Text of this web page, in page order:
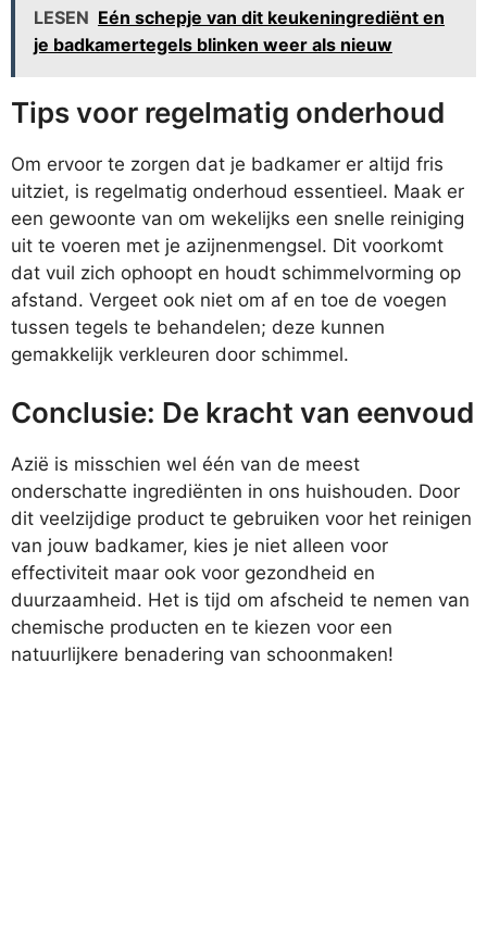
LESEN Eén schepje van dit keukeningrediënt en
je badkamertegels blinken weer als nieuw
Tips voor regelmatig onderhoud
Om ervoor te zorgen dat je badkamer er altijd fris
uitziet, is regelmatig onderhoud essentieel. Maak er
een gewoonte van om wekelijks een snelle reiniging
uit te voeren met je azijnenmengsel. Dit voorkomt
dat vuil zich ophoopt en houdt schimmelvorming op
afstand. Vergeet ook niet om af en toe de voegen
tussen tegels te behandelen; deze kunnen
gemakkelijk verkleuren door schimmel.
Conclusie: De kracht van eenvoud
Azië is misschien wel één van de meest
onderschatte ingrediënten in ons huishouden. Door
dit veelzijdige product te gebruiken voor het reinigen
van jouw badkamer, kies je niet alleen voor
effectiviteit maar ook voor gezondheid en
duurzaamheid. Het is tijd om afscheid te nemen van
chemische producten en te kiezen voor een
natuurlijkere benadering van schoonmaken!